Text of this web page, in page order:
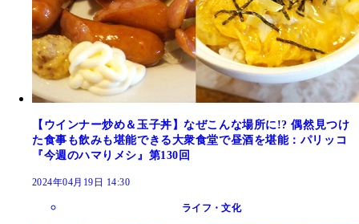
【ウインナー炒め＆玉子丼】なぜこんな場所に!? 偶然見つけ
た食事も飲みも堪能できる大衆食堂で昼酒を堪能：パリッコ
『今週のハマりメシ』第130回
2024年04月19日 14:30
ライフ・文化